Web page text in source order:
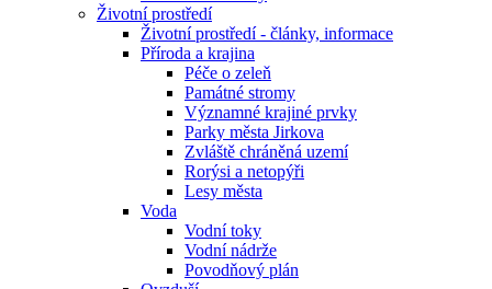
Životní prostředí
Životní prostředí - články, informace
Příroda a krajina
Péče o zeleň
Památné stromy
Významné krajiné prvky
Parky města Jirkova
Zvláště chráněná uzemí
Rorýsi a netopýři
Lesy města
Voda
Vodní toky
Vodní nádrže
Povodňový plán